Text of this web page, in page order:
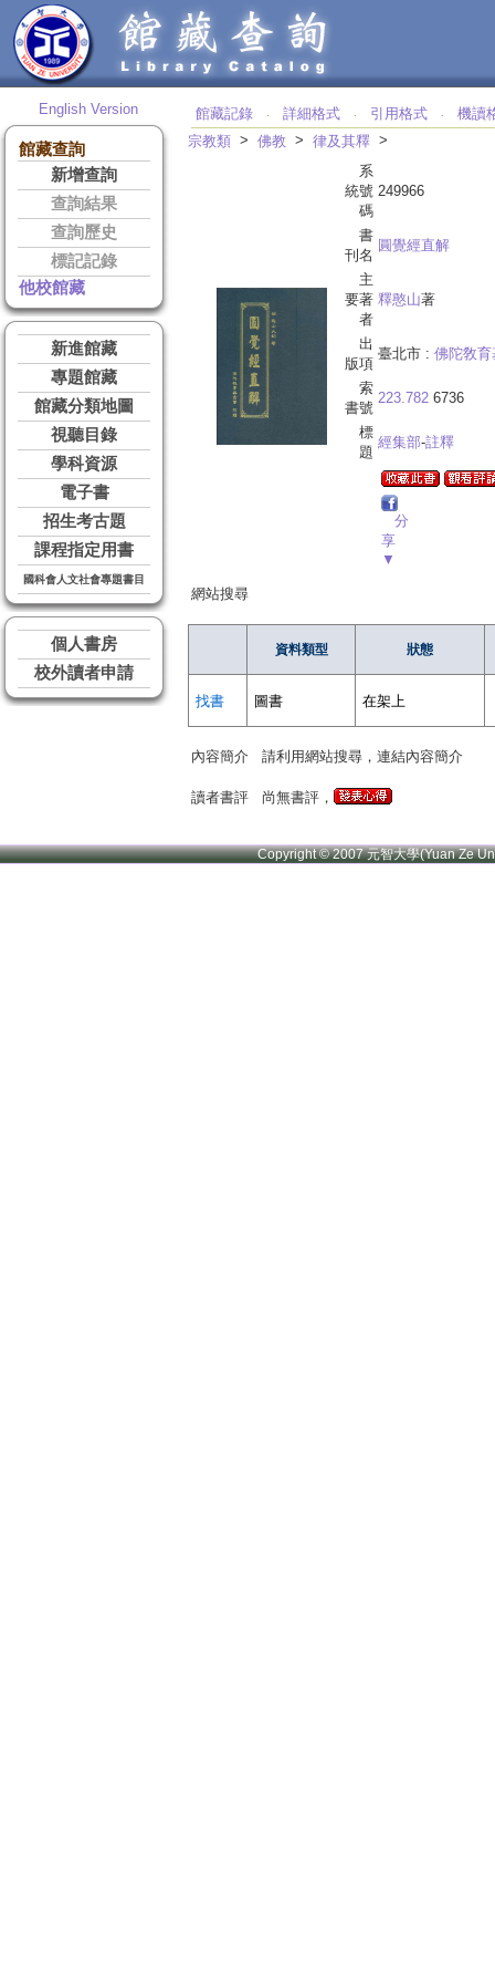
English Version
館藏查詢
新增查詢
查詢結果
查詢歷史
標記記錄
他校館藏
新進館藏
專題館藏
館藏分類地圖
視聽目錄
學科資源
電子書
招生考古題
課程指定用書
國科會人文社會專題書目
個人書房
校外讀者申請
館藏記錄 ‧ 詳細格式 ‧ 引用格式 ‧
機讀
宗教類 > 佛教 > 律及其釋 >
系
統號
碼
249966
書
刊名
圓覺經直解
主
要著
者
釋憨山著
出
版項
臺北市 : 佛陀敎育
索
書號
223.782 6736
標
題
經集部-註釋
分
享
▼
網站搜尋
資料類型 狀態
找書 圖書 在架上
內容簡介 請利用網站搜尋，連結內容簡介
讀者書評 尚無書評，
Copyright © 2007 元智大學(Yuan Ze